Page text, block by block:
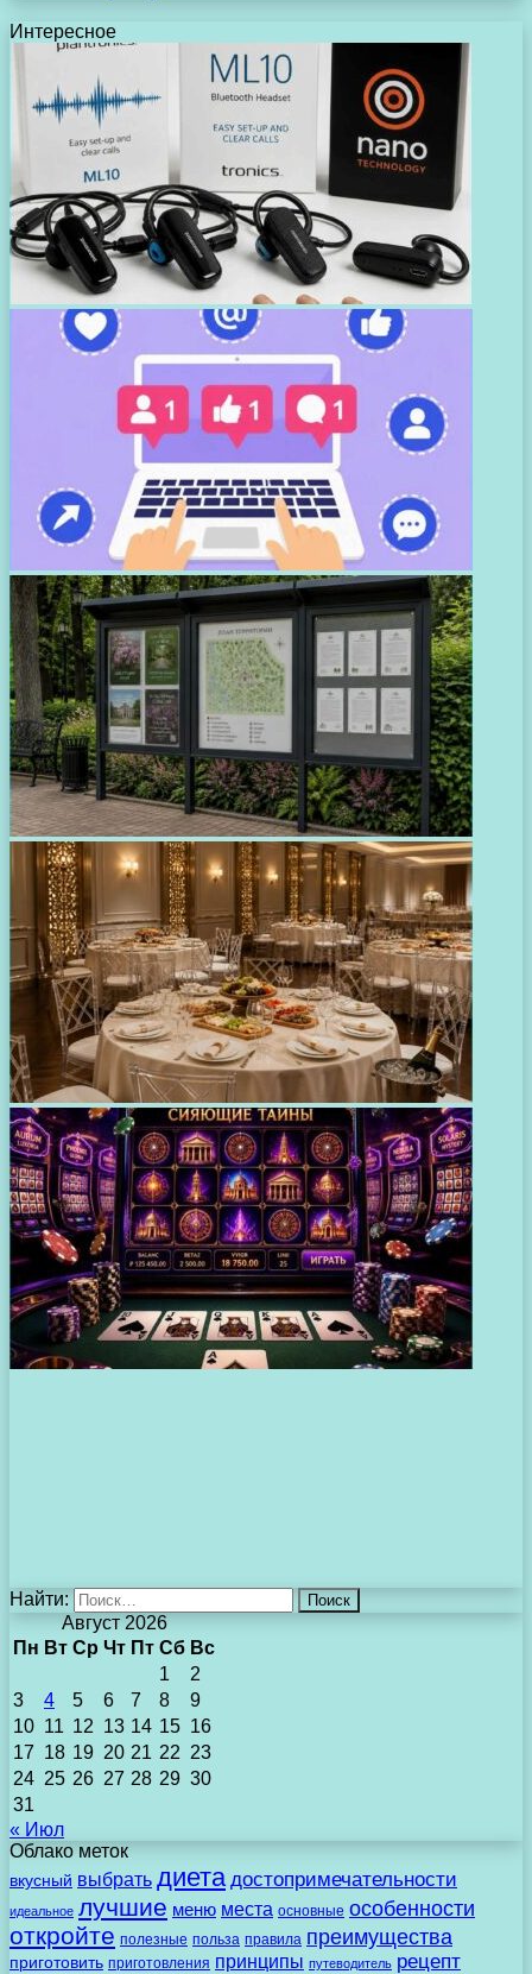
Интересное
Найти:
Август 2026
Пн Вт Ср Чт Пт Сб Вс
1
2
3
4 5 6 7 8
9
10 11 12 13 14 15 16
17 18 19 20 21 22 23
24 25 26 27 28 29 30
31
« Июл
Облако меток
вкусный выбрать диета достопримечательности
идеальное лучшие меню места основные особенности
откройте полезные польза правила преимущества
приготовить приготовления принципы путеводитель рецепт